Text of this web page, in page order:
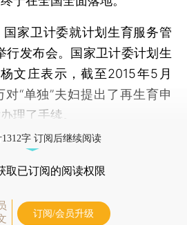
家卫计委就计划生育服务管
行发布会。国家卫计委计划生
文庄表示，截至2015年5月
“单独”夫妇提出了再生育申
理了手续。
字 订阅后继续阅读
取已订阅的阅读权限
订阅/会员升级